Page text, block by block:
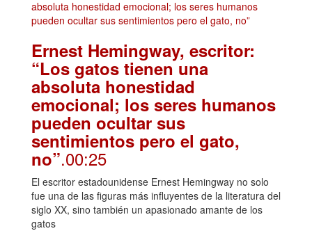
Ernest Hemingway, escritor:
“Los gatos tienen una
absoluta honestidad
emocional; los seres humanos
pueden ocultar sus
sentimientos pero el gato,
no”.00:25
El escritor estadounidense Ernest Hemingway no solo
fue una de las figuras más influyentes de la literatura del
siglo XX, sino también un apasionado amante de los
gatos